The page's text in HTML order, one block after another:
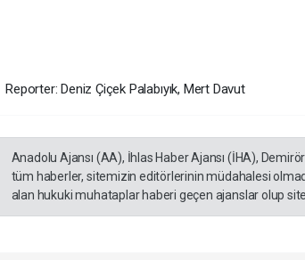
Reporter: Deniz Çiçek Palabıyık, Mert Davut
Anadolu Ajansı (AA), İhlas Haber Ajansı (İHA),
tüm haberler, sitemizin editörlerinin müdahalesi
alan hukuki muhataplar haberi geçen ajanslar olup